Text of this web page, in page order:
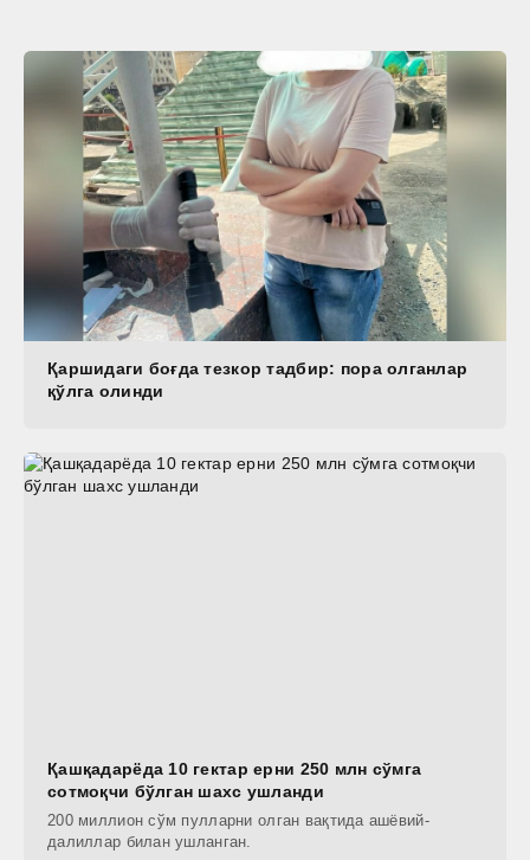
Қаршидаги боғда тезкор тадбир: пора олганлар
қўлга олинди
Қашқадарёда 10 гектар ерни 250 млн сўмга
сотмоқчи бўлган шахс ушланди
200 миллион сўм пулларни олган вақтида ашёвий-
далиллар билан ушланган.